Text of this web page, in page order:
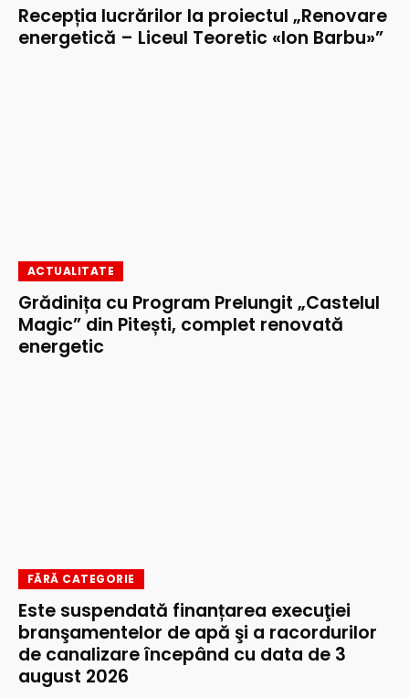
Recepția lucrărilor la proiectul „Renovare
energetică – Liceul Teoretic «Ion Barbu»”
ACTUALITATE
Grădinița cu Program Prelungit „Castelul
Magic” din Pitești, complet renovată
energetic
FĂRĂ CATEGORIE
Este suspendată finanțarea execuţiei
branşamentelor de apă şi a racordurilor
de canalizare începând cu data de 3
august 2026